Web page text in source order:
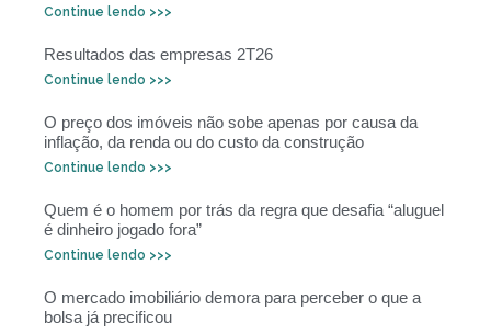
Continue lendo >>>
Resultados das empresas 2T26
Continue lendo >>>
O preço dos imóveis não sobe apenas por causa da
inflação, da renda ou do custo da construção
Continue lendo >>>
Quem é o homem por trás da regra que desafia “aluguel
é dinheiro jogado fora”
Continue lendo >>>
O mercado imobiliário demora para perceber o que a
bolsa já precificou